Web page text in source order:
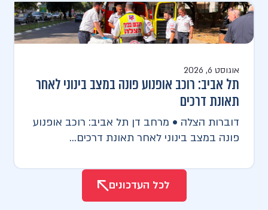
אוגוסט 6, 2026
תל אביב: רוכב אופנוע פונה במצב בינוני לאחר
תאונת דרכים
דוברות הצלה • מרחב דן תל אביב: רוכב אופנוע
פונה במצב בינוני לאחר תאונת דרכים...
לכל העדכונים